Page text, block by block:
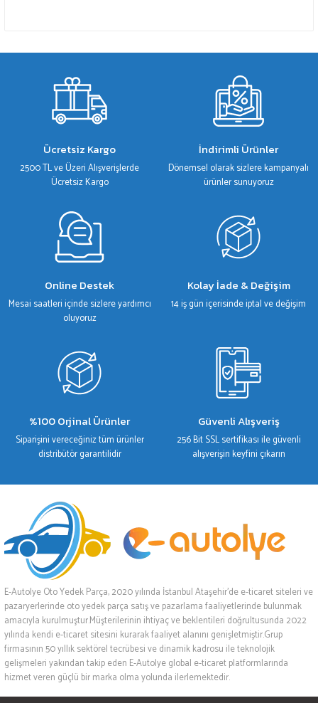
Ücretsiz Kargo
2500 TL ve Üzeri Alışverişlerde
Ücretsiz Kargo
İndirimli Ürünler
Dönemsel olarak sizlere kampanyalı
ürünler sunuyoruz
Online Destek
Mesai saatleri içinde sizlere yardımcı
oluyoruz
Kolay İade & Değişim
14 iş gün içerisinde iptal ve değişim
%100 Orjinal Ürünler
Siparişini vereceğiniz tüm ürünler
distribütör garantilidir
Güvenli Alışveriş
256 Bit SSL sertifikası ile güvenli
alışverişin keyfini çıkarın
E-Autolye Oto Yedek Parça, 2020 yılında İstanbul Ataşehir’de e-ticaret siteleri ve
pazaryerlerinde oto yedek parça satış ve pazarlama faaliyetlerinde bulunmak
amacıyla kurulmuştur.Müşterilerinin ihtiyaç ve beklentileri doğrultusunda 2022
yılında kendi e-ticaret sitesini kurarak faaliyet alanını genişletmiştir.Grup
firmasının 50 yıllık sektörel tecrübesi ve dinamik kadrosu ile teknolojik
gelişmeleri yakından takip eden E-Autolye global e-ticaret platformlarında
hizmet veren güçlü bir marka olma yolunda ilerlemektedir.